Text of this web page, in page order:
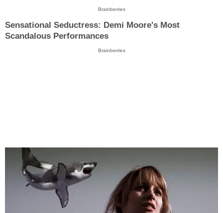
Brainberries
Sensational Seductress: Demi Moore's Most
Scandalous Performances
Brainberries